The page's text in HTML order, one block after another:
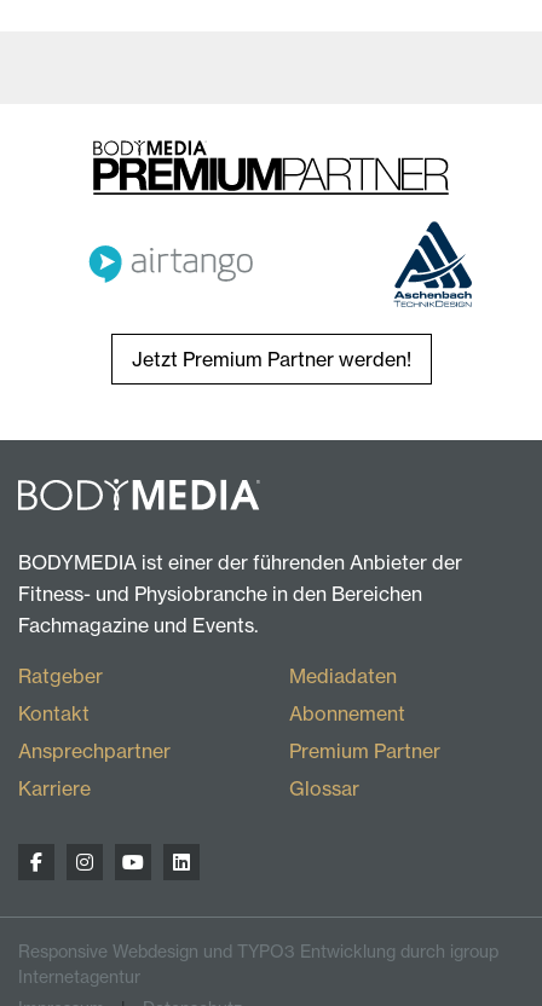
Jetzt Premium Partner werden!
BODYMEDIA ist einer der führenden Anbieter der
Fitness- und Physiobranche in den Bereichen
Fachmagazine und Events.
Ratgeber
Kontakt
Ansprechpartner
Karriere
Mediadaten
Abonnement
Premium Partner
Glossar
Responsive Webdesign und TYPO3 Entwicklung durch igroup
Internetagentur